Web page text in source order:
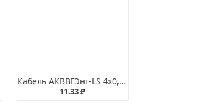
Кабель АКВВГЭнг-LS 4х0,75
11.33 ₽